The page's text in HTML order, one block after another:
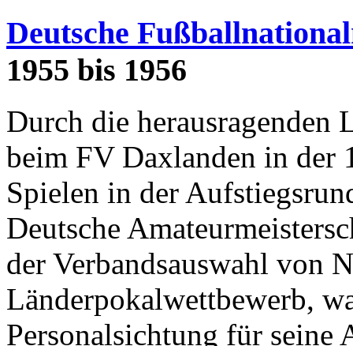
Deutsche
1955 bis 1956
Durch die
beim FV Daxlanden in der
Spielen in der
Deutsche
der Verbandsauswahl von
Länderpokalwettbewerb,
Personalsichtung für seine